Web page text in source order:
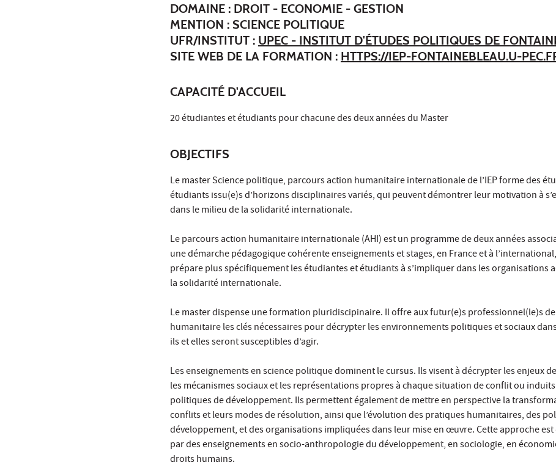
DOMAINE : DROIT - ECONOMIE - GESTION
MENTION : SCIENCE POLITIQUE
UFR/INSTITUT : UPEC - INSTITUT D'ÉTUDES POLITIQUES DE
SITE WEB DE LA FORMATION : HTTPS://IEP-FONTAINEBLEAU.U-
CAPACITÉ D'ACCUEIL
20 étudiantes et étudiants pour chacune des deux années du Master
OBJECTIFS
Le master Science politique, parcours action humanitaire internationale de l’IEP forme des
étudiants issu(e)s d’horizons disciplinaires variés, qui peuvent démontrer leur motivation à
dans le milieu de la solidarité internationale.
Le parcours action humanitaire internationale (AHI) est un programme de deux années
une démarche pédagogique cohérente enseignements et stages, en France et à
prépare plus spécifiquement les étudiantes et étudiants à s’impliquer dans les organisations
la solidarité internationale.
Le master dispense une formation pluridiscipinaire. Il offre aux futur(e)s professionnel(le)s de
humanitaire les clés nécessaires pour décrypter les environnements politiques et sociaux
ils et elles seront susceptibles d’agir.
Les enseignements en science politique dominent le cursus. Ils visent à décrypter les enjeux
les mécanismes sociaux et les représentations propres à chaque situation de conflit ou
politiques de développement. Ils permettent également de mettre en perspective la
conflits et leurs modes de résolution, ainsi que l’évolution des pratiques humanitaires, des
développement, et des organisations impliquées dans leur mise en œuvre. Cette approche
par des enseignements en socio-anthropologie du développement, en sociologie, en
droits humains.